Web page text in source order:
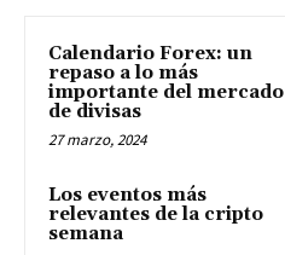
Calendario Forex: un
repaso a lo más
importante del mercado
de divisas
27 marzo, 2024
Los eventos más
relevantes de la cripto
semana